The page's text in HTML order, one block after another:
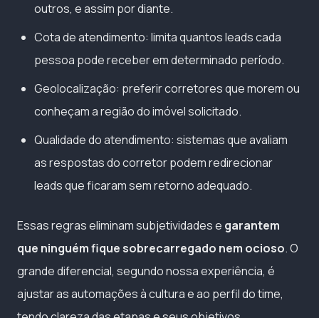
outros, e assim por diante.
Cota de atendimento: limita quantos leads cada
pessoa pode receber em determinado período.
Geolocalização: preferir corretores que morem ou
conheçam a região do imóvel solicitado.
Qualidade do atendimento: sistemas que avaliam
as respostas do corretor podem redirecionar
leads que ficaram sem retorno adequado.
Essas regras eliminam subjetividades e garantem
que ninguém fique sobrecarregado nem ocioso. O
grande diferencial, segundo nossa experiência, é
ajustar as automações à cultura e ao perfil do time,